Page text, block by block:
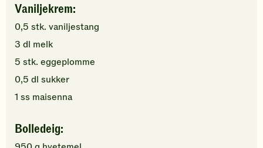
Vaniljekrem:
0,5 stk. vaniljestang
3 dl melk
5 stk. eggeplomme
0,5 dl sukker
1 ss maisenna
Bolledeig: